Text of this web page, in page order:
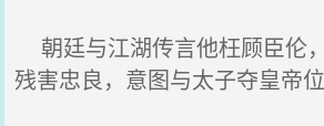
朝廷与江湖传言他枉顾臣伦
残害忠良，意图与太子夺皇帝位